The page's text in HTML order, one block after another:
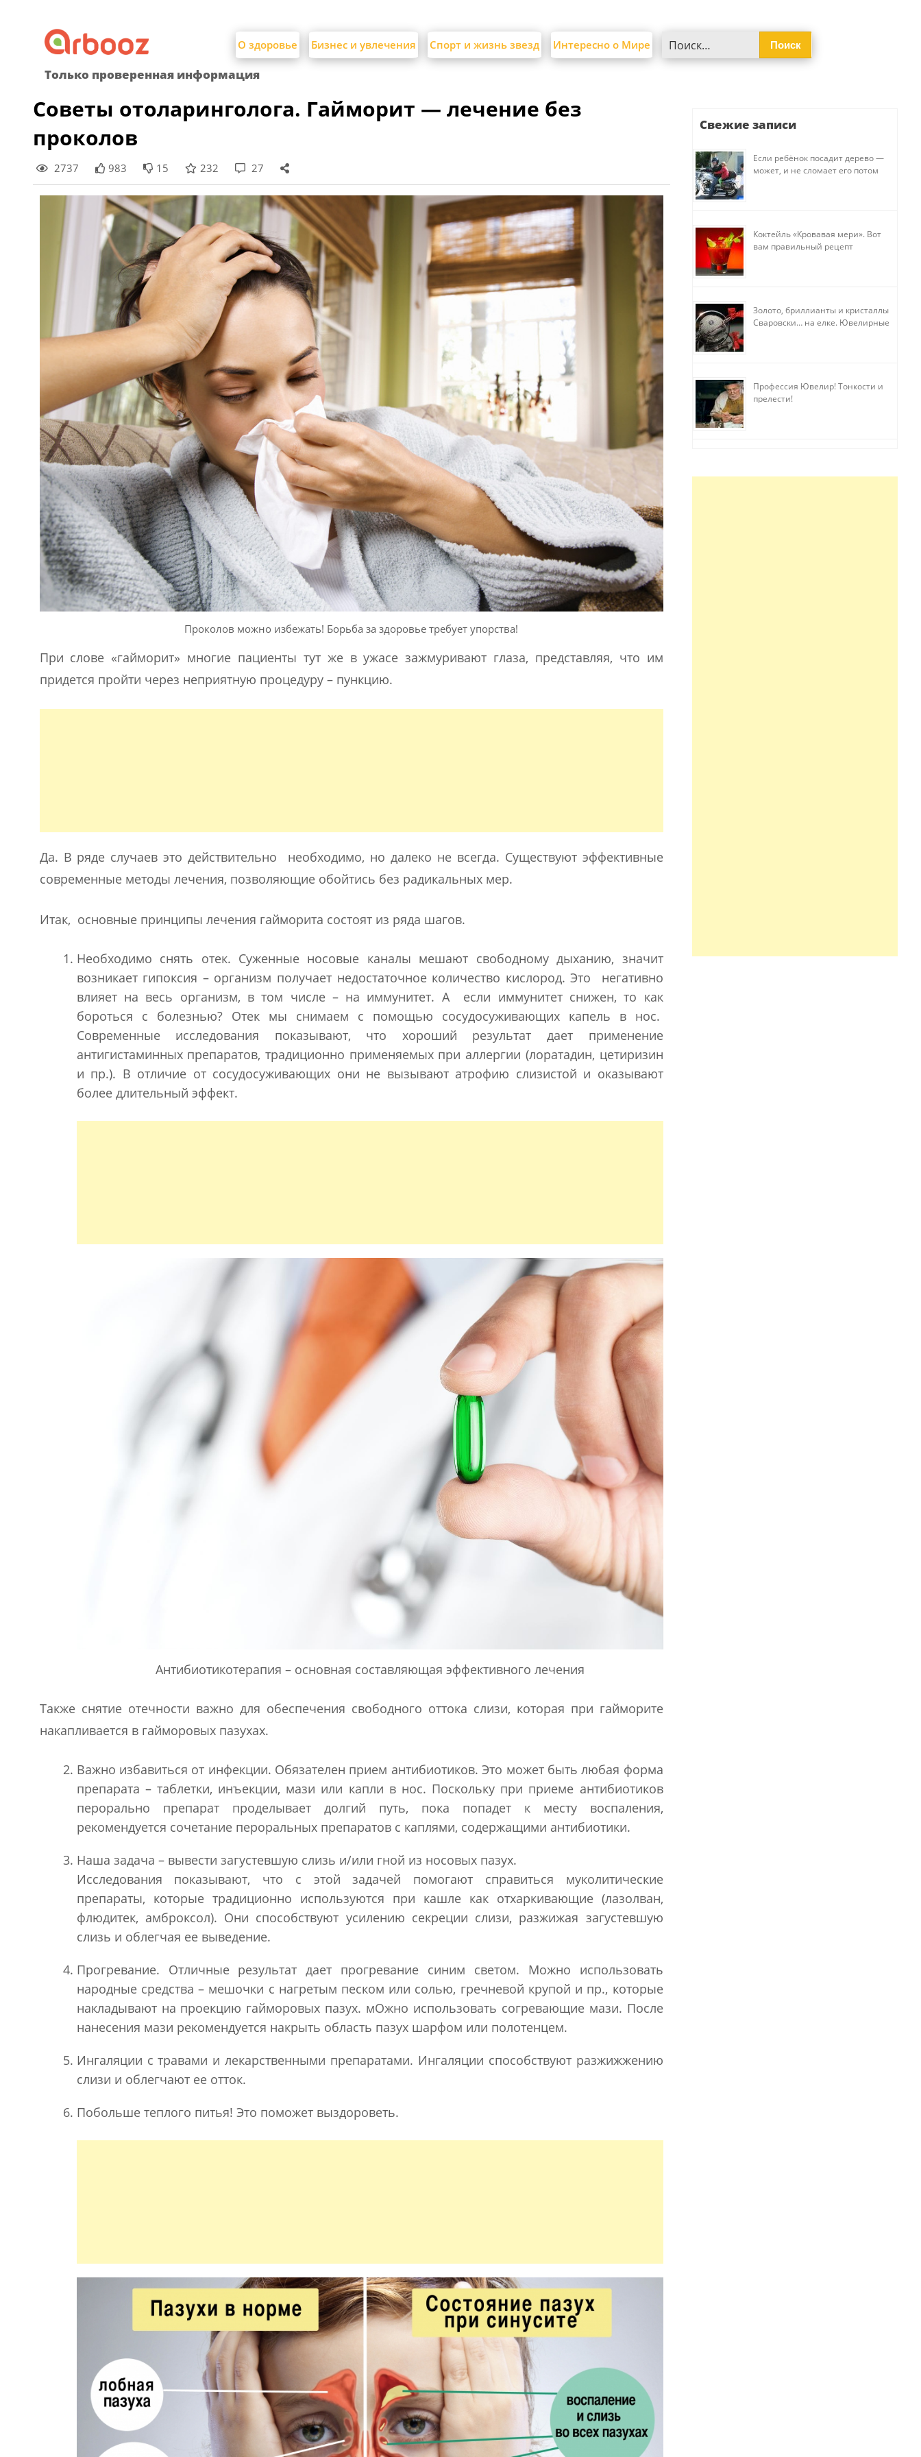
content
О здоровье Бизнес и увлечения Спорт и жизнь звезд Интересно о Мире
Только проверенная информация
Советы отоларинголога. Гайморит — лечение без
проколов
2737 983 15 232 27
Проколов можно избежать! Борьба за здоровье требует упорства!
При слове «гайморит» многие пациенты тут же в ужасе зажмуривают глаза, представляя, что им
придется пройти через неприятную процедуру – пункцию.
Да. В ряде случаев это действительно необходимо, но далеко не всегда. Существуют эффективные
современные методы лечения, позволяющие обойтись без радикальных мер.
Итак, основные принципы лечения гайморита состоят из ряда шагов.
Необходимо снять отек. Суженные носовые каналы мешают свободному дыханию, значит
возникает гипоксия – организм получает недостаточное количество кислород. Это негативно
влияет на весь организм, в том числе – на иммунитет. А если иммунитет снижен, то как
бороться с болезнью? Отек мы снимаем с помощью сосудосуживающих капель в нос.
Современные исследования показывают, что хороший результат дает применение
антигистаминных препаратов, традиционно применяемых при аллергии (лоратадин, цетиризин
и пр.). В отличие от сосудосуживающих они не вызывают атрофию слизистой и оказывают
более длительный эффект.
Антибиотикотерапия – основная составляющая эффективного лечения
Также снятие отечности важно для обеспечения свободного оттока слизи, которая при гайморите
накапливается в гайморовых пазухах.
Важно избавиться от инфекции. Обязателен прием антибиотиков. Это может быть любая форма
препарата – таблетки, инъекции, мази или капли в нос. Поскольку при приеме антибиотиков
перорально препарат проделывает долгий путь, пока попадет к месту воспаления,
рекомендуется сочетание пероральных препаратов с каплями, содержащими антибиотики.
Наша задача – вывести загустевшую слизь и/или гной из носовых пазух.
Исследования показывают, что с этой задачей помогают справиться муколитические
препараты, которые традиционно используются при кашле как отхаркивающие (лазолван,
флюдитек, амброксол). Они способствуют усилению секреции слизи, разжижая загустевшую
слизь и облегчая ее выведение.
Прогревание. Отличные результат дает прогревание синим светом. Можно использовать
народные средства – мешочки с нагретым песком или солью, гречневой крупой и пр., которые
накладывают на проекцию гайморовых пазух. мОжно использовать согревающие мази. После
нанесения мази рекомендуется накрыть область пазух шарфом или полотенцем.
Ингаляции с травами и лекарственными препаратами. Ингаляции способствуют разжижжению
слизи и облегчают ее отток.
Побольше теплого питья! Это поможет выздороветь.
Свежие записи
Если ребёнок посадит дерево —
может, и не сломает его потом
Коктейль «Кровавая мери». Вот
вам правильный рецепт
Золото, бриллианты и кристаллы
Сваровски… на елке. Ювелирные
Профессия Ювелир! Тонкости и
прелести!